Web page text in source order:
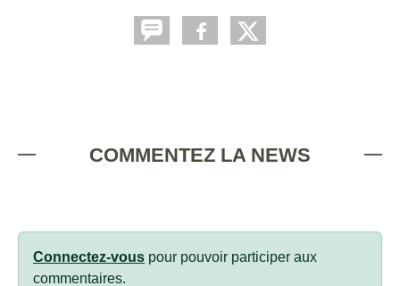
COMMENTEZ LA NEWS
Connectez-vous pour pouvoir participer aux
commentaires.